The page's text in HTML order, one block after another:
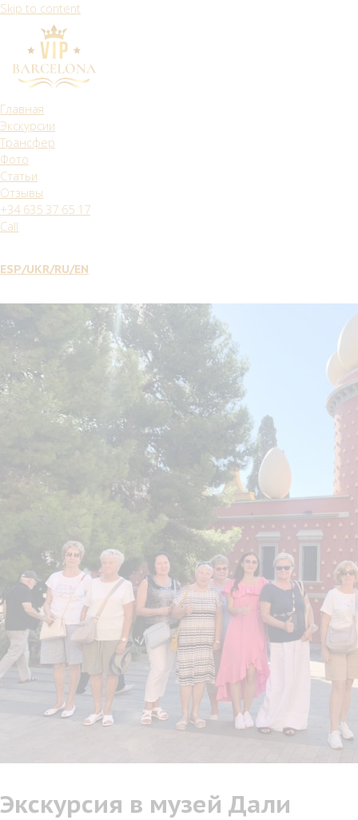
Skip to content
Главная
Экскурсии
Трансфер
Фото
Статьи
Отзывы
+34 635 37 65 17
Call
ESP/UKR/RU/EN
Экскурсия в музей Дали